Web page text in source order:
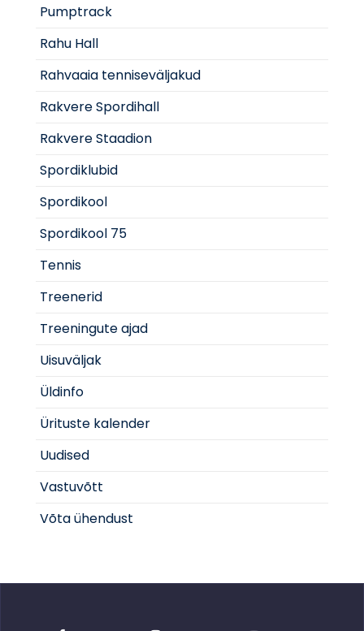
Pumptrack
Rahu Hall
Rahvaaia tenniseväljakud
Rakvere Spordihall
Rakvere Staadion
Spordiklubid
Spordikool
Spordikool 75
Tennis
Treenerid
Treeningute ajad
Uisuväljak
Üldinfo
Ürituste kalender
Uudised
Vastuvõtt
Võta ühendust